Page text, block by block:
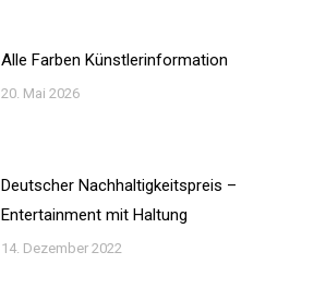
Alle Farben Künstlerinformation
20. Mai 2026
Deutscher Nachhaltigkeitspreis –
Entertainment mit Haltung
14. Dezember 2022